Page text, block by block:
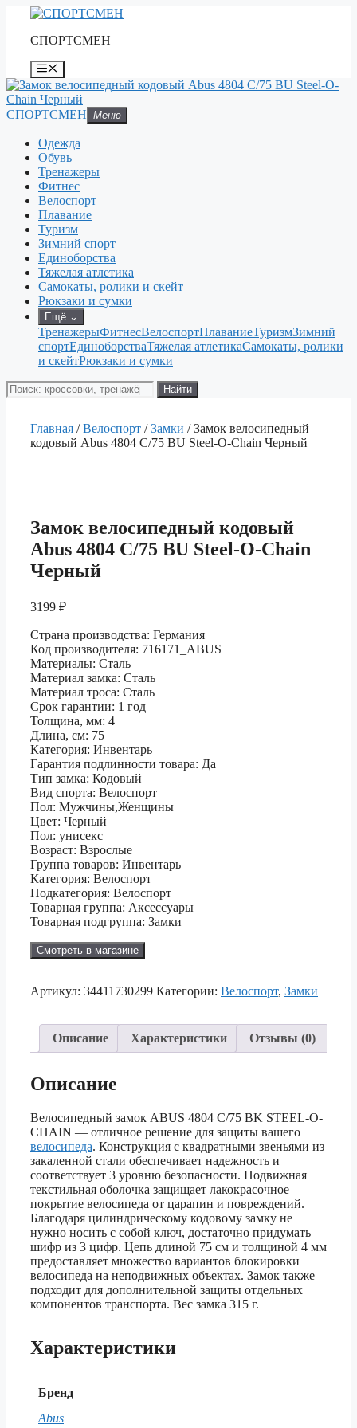
Перейти
содержимому
СПОРТСМЕН
Меню
СПОРТСМЕН Меню
Одежда
Обувь
Тренажеры
Фитнес
Велоспорт
Плавание
Туризм
Зимний спорт
Единоборства
Тяжелая атлетика
Самокаты, ролики и скейт
Рюкзаки и сумки
Ещё ⌄
ТренажерыФитнесВелоспортПлаваниеТуризмЗимний
спортЕдиноборстваТяжелая атлетикаСамокаты, ролики
и скейтРюкзаки и сумки
Поиск
товаров
Найти
Главная /Велоспорт /Замки / Замок велосипедный
кодовый Abus 4804 C/75 BU Steel-O-Chain Черный
Замок велосипедный кодовый
Abus 4804 C/75 BU Steel-O-Chain
Черный
3199 ₽
Страна производства: Германия
Код производителя: 716171_ABUS
Материалы: Сталь
Материал замка: Сталь
Материал троса: Сталь
Срок гарантии: 1 год
Толщина, мм: 4
Длина, см: 75
Категория: Инвентарь
Гарантия подлинности товара: Да
Тип замка: Кодовый
Вид спорта: Велоспорт
Пол: Мужчины,Женщины
Цвет: Черный
Пол: унисекс
Возраст: Взрослые
Группа товаров: Инвентарь
Категория: Велоспорт
Подкатегория: Велоспорт
Товарная группа: Аксессуары
Товарная подгруппа: Замки
Смотреть в магазине
Артикул: 34411730299 Категории: Велоспорт, Замки
Описание Характеристики Отзывы (0)
Описание
Велосипедный замок ABUS 4804 C/75 BK STEEL-O-
CHAIN — отличное решение для защиты вашего
велосипеда. Конструкция с квадратными звеньями из
закаленной стали обеспечивает надежность и
соответствует 3 уровню безопасности. Подвижная
текстильная оболочка защищает лакокрасочное
покрытие велосипеда от царапин и повреждений.
Благодаря цилиндрическому кодовому замку не
нужно носить с собой ключ, достаточно придумать
шифр из 3 цифр. Цепь длиной 75 см и толщиной 4 мм
предоставляет множество вариантов блокировки
велосипеда на неподвижных объектах. Замок также
подходит для дополнительной защиты отдельных
компонентов транспорта. Вес замка 315 г.
Характеристики
Бренд
Abus